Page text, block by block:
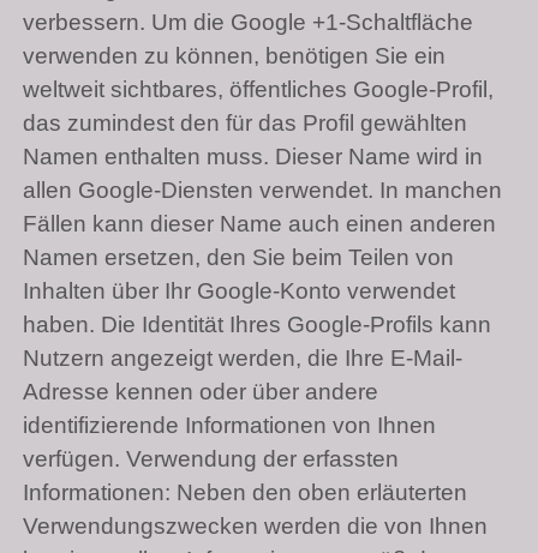
verbessern. Um die Google +1-Schaltfläche
verwenden zu können, benötigen Sie ein
weltweit sichtbares, öffentliches Google-Profil,
das zumindest den für das Profil gewählten
Namen enthalten muss. Dieser Name wird in
allen Google-Diensten verwendet. In manchen
Fällen kann dieser Name auch einen anderen
Namen ersetzen, den Sie beim Teilen von
Inhalten über Ihr Google-Konto verwendet
haben. Die Identität Ihres Google-Profils kann
Nutzern angezeigt werden, die Ihre E-Mail-
Adresse kennen oder über andere
identifizierende Informationen von Ihnen
verfügen. Verwendung der erfassten
Informationen: Neben den oben erläuterten
Verwendungszwecken werden die von Ihnen